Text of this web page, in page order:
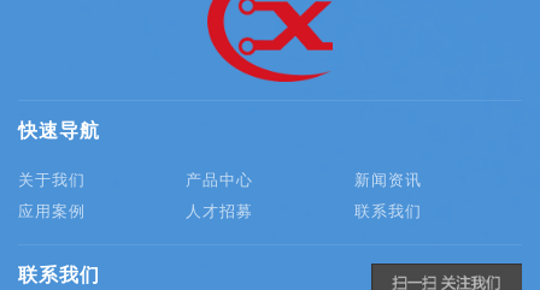
快速导航
关于我们 产品中心
新闻资讯
应用案例
人才招募 联系我们
联系我们